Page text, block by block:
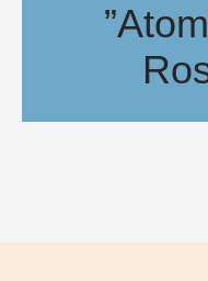
”USA borde atombomba